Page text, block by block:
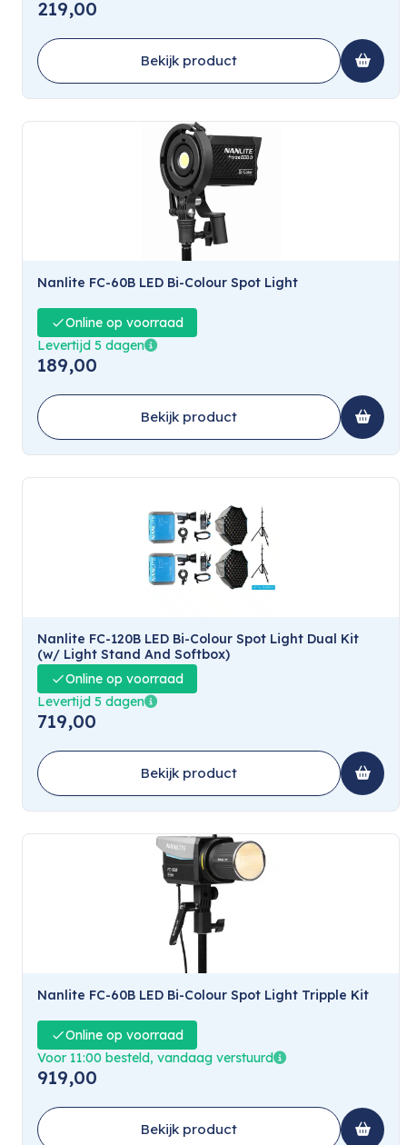
219,00
Bekijk product
Nanlite FC-60B LED Bi-Colour Spot Light
Online op voorraad
Levertijd 5 dagen
189,00
Bekijk product
Nanlite FC-120B LED Bi-Colour Spot Light Dual Kit
(w/ Light Stand And Softbox)
Online op voorraad
Levertijd 5 dagen
719,00
Bekijk product
Nanlite FC-60B LED Bi-Colour Spot Light Tripple Kit
Online op voorraad
Voor 11:00 besteld, vandaag verstuurd
919,00
Bekijk product